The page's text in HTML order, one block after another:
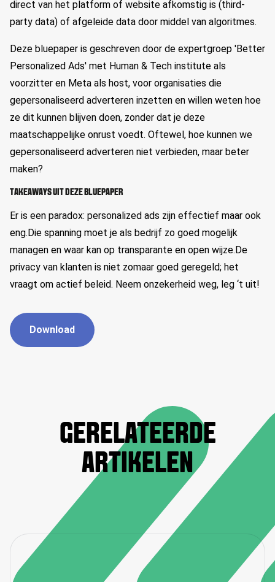
direct van het platform of website afkomstig is (third-
party data) of afgeleide data door middel van algoritmes.
Deze bluepaper is geschreven door de expertgroep 'Better
Personalized Ads' met Human & Tech institute als
voorzitter en Meta als host, voor organisaties die
gepersonaliseerd adverteren inzetten en willen weten hoe
ze dit kunnen blijven doen, zonder dat je deze
maatschappelijke onrust voedt. Oftewel, hoe kunnen we
gepersonaliseerd adverteren niet verbieden, maar beter
maken?
TAKEAWAYS UIT DEZE BLUEPAPER
Er is een paradox: personalized ads zijn effectief maar ook
eng.Die spanning moet je als bedrijf zo goed mogelijk
managen en waar kan op transparante en open wijze.De
privacy van klanten is niet zomaar goed geregeld; het
vraagt om actief beleid. Neem onzekerheid weg, leg ‘t uit!
Download
GERELATEERDE
ARTIKELEN